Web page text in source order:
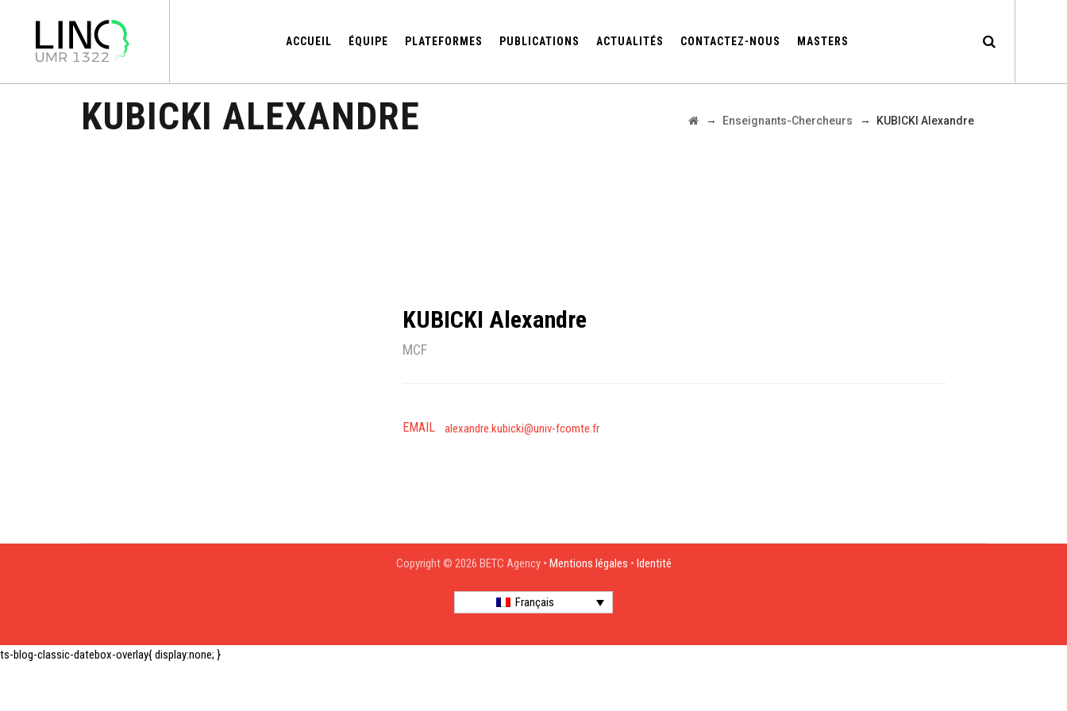
ACCUEIL ÉQUIPE PLATEFORMES PUBLICATIONS ACTUALITÉS CONTACTEZ-NOUS MASTERS
KUBICKI ALEXANDRE → Enseignants-Chercheurs → KUBICKI Alexandre
KUBICKI Alexandre
MCF
EMAIL alexandre.kubicki@univ-fcomte.fr
Copyright © 2026 BETC Agency • Mentions légales • Identité
Français
ts-blog-classic-datebox-overlay{ display:none; }